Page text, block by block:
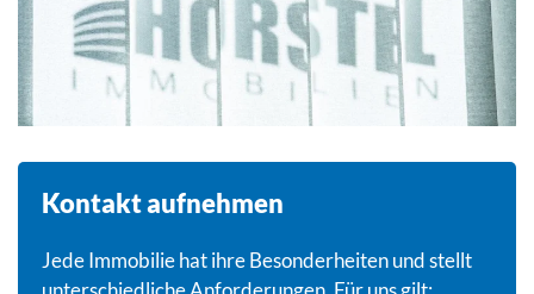
Kontakt aufnehmen
Jede Immobilie hat ihre Besonderheiten und stellt